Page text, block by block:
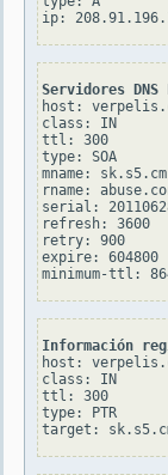
Servidores
host:
class: IN
ttl: 300
type: SOA
mname:
rname:
serial:
refresh: 3600
retry: 900
expire: 604800
Información
host:
class: IN
ttl: 300
type: PTR